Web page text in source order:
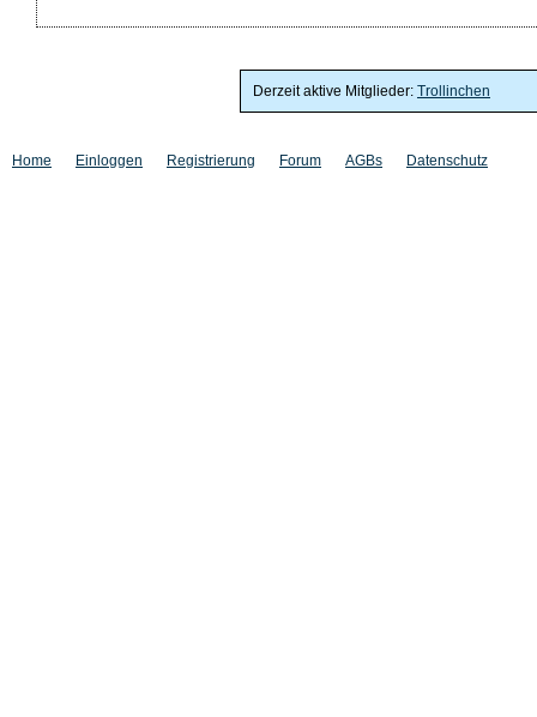
Derzeit aktive Mitglieder: Trollinchen
Home Einloggen Registrierung Forum AGBs Datenschutz